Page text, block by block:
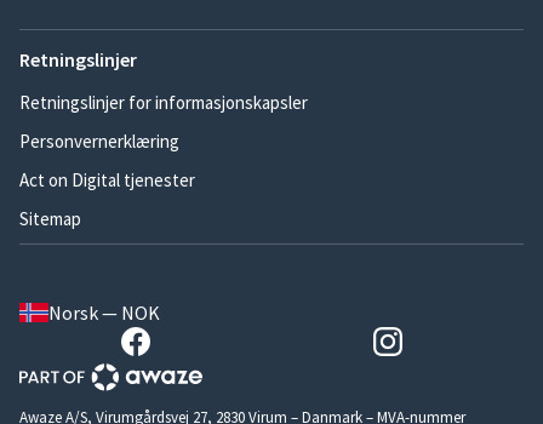
Retningslinjer
Retningslinjer for informasjonskapsler
Personvernerklæring
Act on Digital tjenester
Sitemap
Norsk — NOK
Awaze A/S, Virumgårdsvej 27, 2830 Virum – Danmark – MVA-nummer